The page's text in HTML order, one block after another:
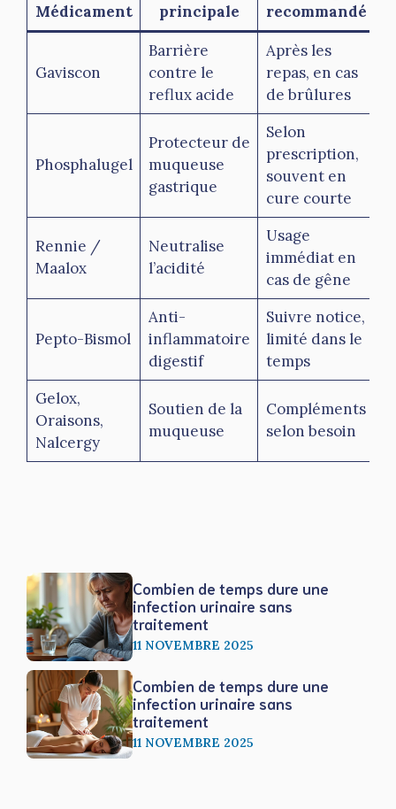
Médicament
principale
recommandé
Gaviscon
Barrière
contre le
reflux acide
Après les
repas, en cas
de brûlures
Phosphalugel
Protecteur de
muqueuse
gastrique
Selon
prescription,
souvent en
cure courte
Rennie /
Maalox
Neutralise
l’acidité
Usage
immédiat en
cas de gêne
Pepto-Bismol
Anti-
inflammatoire
digestif
Suivre notice,
limité dans le
temps
Gelox,
Oraisons,
Nalcergy
Soutien de la
muqueuse
Compléments
selon besoin
Combien de temps dure une
infection urinaire sans
traitement
11 NOVEMBRE 2025
Combien de temps dure une
infection urinaire sans
traitement
11 NOVEMBRE 2025